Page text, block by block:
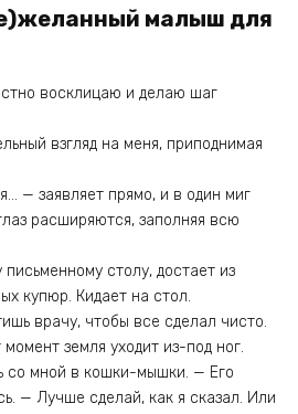
малыш для
восклицаю и делаю шаг
взгляд на меня, приподнимая
— заявляет прямо, и в один миг
расширяются, заполняя всю
столу, достает из
купюр. Кидает на стол.
врачу, чтобы все сделал чисто.
земля уходит из-под ног.
со мной в кошки-мышки. — Его
— Лучше сделай, как я сказал. Или